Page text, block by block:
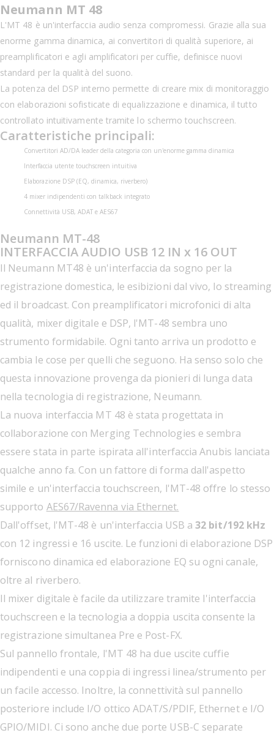
Neumann MT 48
L'MT 48 è un'interfaccia audio senza compromessi. Grazie alla sua
enorme gamma dinamica, ai convertitori di qualità superiore, ai
preamplificatori e agli amplificatori per cuffie, definisce nuovi
standard per la qualità del suono.
La potenza del DSP interno permette di creare mix di monitoraggio
con elaborazioni sofisticate di equalizzazione e dinamica, il tutto
controllato intuitivamente tramite lo schermo touchscreen.
Caratteristiche principali:
Convertitori AD/DA leader della categoria con un'enorme gamma dinamica
Interfaccia utente touchscreen intuitiva
Elaborazione DSP (EQ, dinamica, riverbero)
4 mixer indipendenti con talkback integrato
Connettività USB, ADAT e AES67
Neumann MT-48
INTERFACCIA AUDIO USB 12 IN x 16 OUT
Il Neumann MT48 è un'interfaccia da sogno per la
registrazione domestica, le esibizioni dal vivo, lo streaming
ed il broadcast. Con preamplificatori microfonici di alta
qualità, mixer digitale e DSP, l'MT-48 sembra uno
strumento formidabile. Ogni tanto arriva un prodotto e
cambia le cose per quelli che seguono. Ha senso solo che
questa innovazione provenga da pionieri di lunga data
nella tecnologia di registrazione, Neumann.
La nuova interfaccia MT 48 è stata progettata in
collaborazione con Merging Technologies e sembra
essere stata in parte ispirata all'interfaccia Anubis lanciata
qualche anno fa. Con un fattore di forma dall'aspetto
simile e un'interfaccia touchscreen, l'MT-48 offre lo stesso
supporto AES67/Ravenna via Ethernet.
Dall'offset, l'MT-48 è un'interfaccia USB a32 bit/192 kHz
con 12 ingressi e 16 uscite. Le funzioni di elaborazione DSP
forniscono dinamica ed elaborazione EQ su ogni canale,
oltre al riverbero.
Il mixer digitale è facile da utilizzare tramite l'interfaccia
touchscreen e la tecnologia a doppia uscita consente la
registrazione simultanea Pre e Post-FX.
Sul pannello frontale, l'MT 48 ha due uscite cuffie
indipendenti e una coppia di ingressi linea/strumento per
un facile accesso. Inoltre, la connettività sul pannello
posteriore include I/O ottico ADAT/S/PDIF, Ethernet e I/O
GPIO/MIDI. Ci sono anche due porte USB-C separate